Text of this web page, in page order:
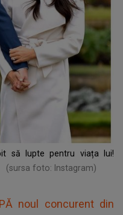
să lupte pentru viața lui!
(sursa foto: Instagram)
noul concurent din